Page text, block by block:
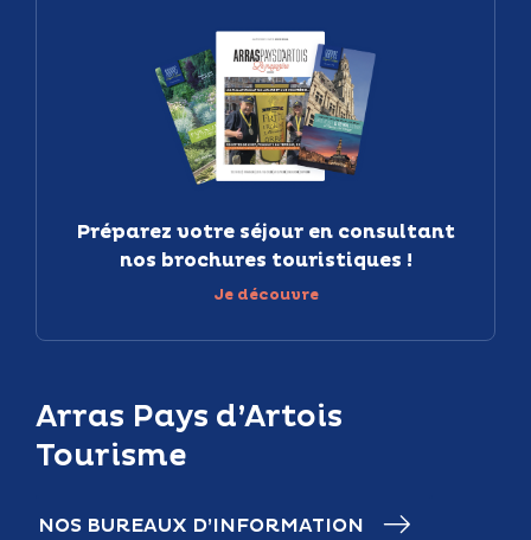
Arras Pays d’Artois
Tourisme
NOS BUREAUX D’INFORMATION
Préparez votre séjour en consultant
nos brochures touristiques !
Je découvre